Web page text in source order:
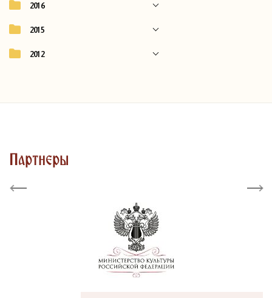
2016
2015
2012
Партнеры
Previous Next